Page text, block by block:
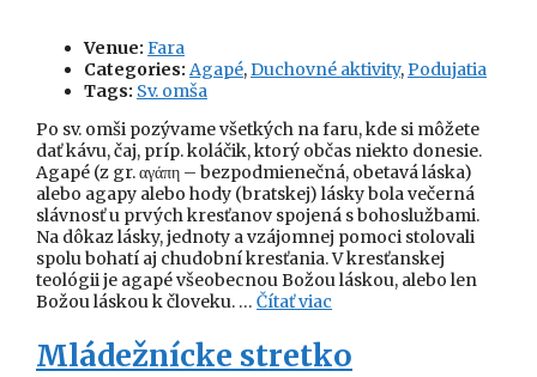
Venue: Fara
Categories: Agapé, Duchovné aktivity, Podujatia
Tags: Sv. omša
Po sv. omši pozývame všetkých na faru, kde si môžete
dať kávu, čaj, príp. koláčik, ktorý občas niekto donesie.
Agapé (z gr. αγάπη – bezpodmienečná, obetavá láska)
alebo agapy alebo hody (bratskej) lásky bola večerná
slávnosť u prvých kresťanov spojená s bohoslužbami.
Na dôkaz lásky, jednoty a vzájomnej pomoci stolovali
spolu bohatí aj chudobní kresťania. V kresťanskej
teológii je agapé všeobecnou Božou láskou, alebo len
Božou láskou k človeku. … Čítať viac
Mládežnícke stretko